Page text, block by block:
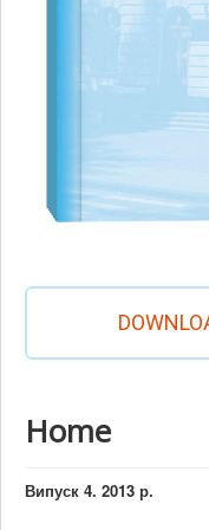
Home
Випуск 4. 2013 р.